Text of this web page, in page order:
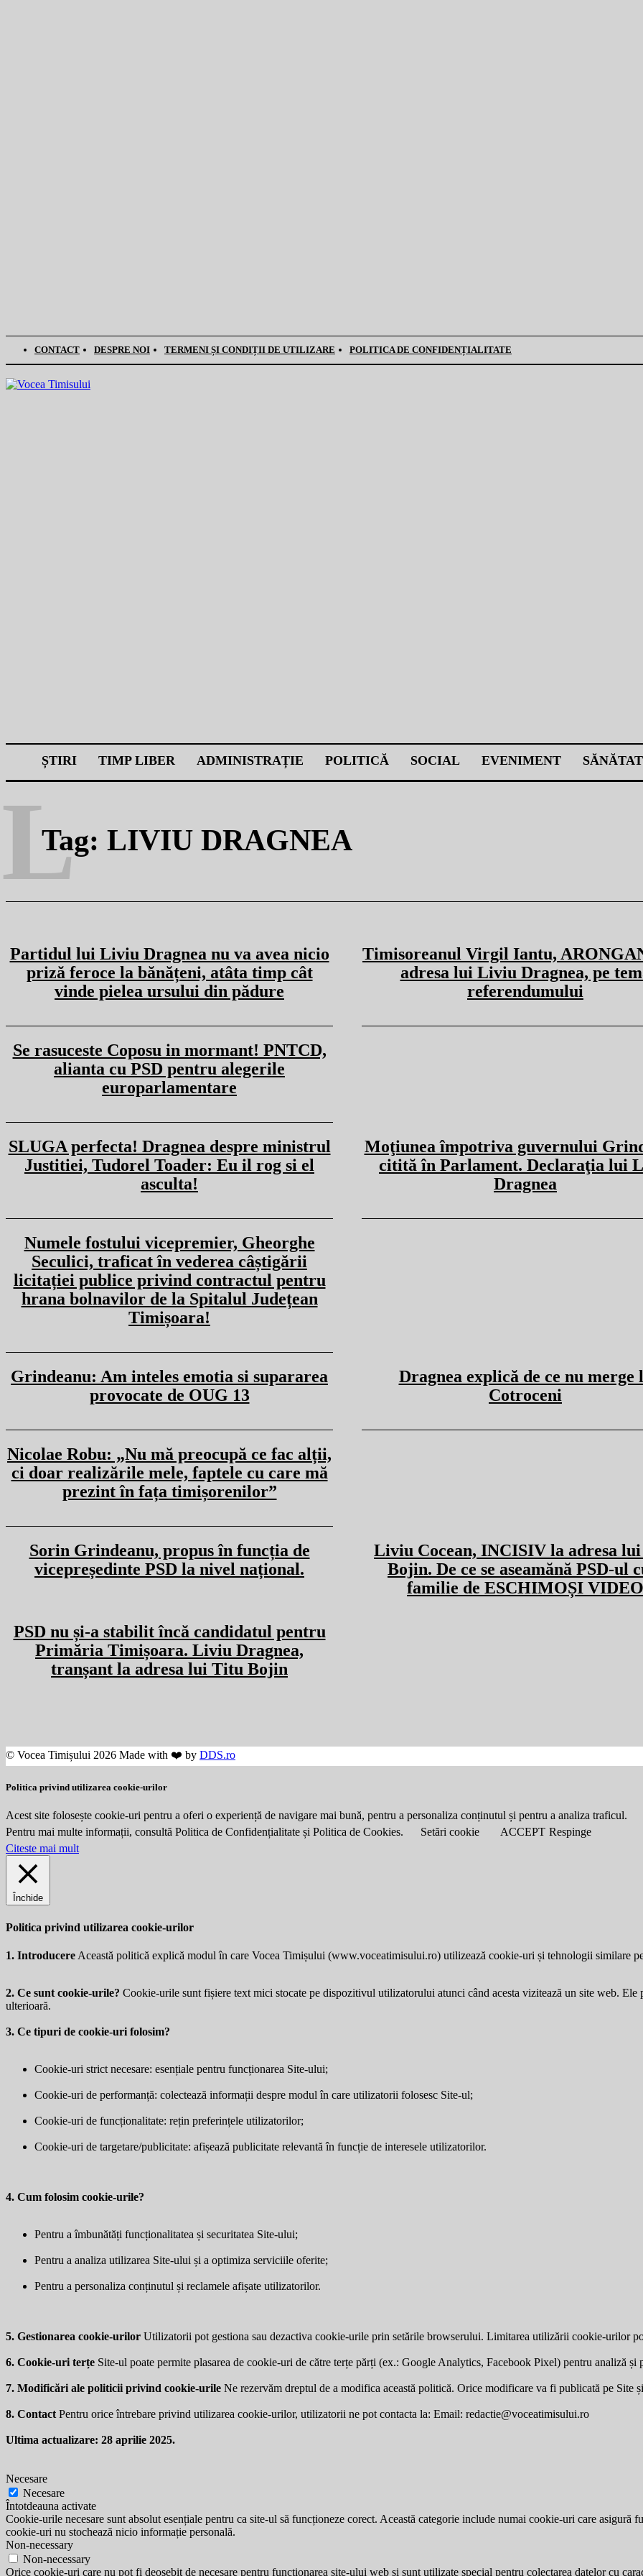
CONTACT DESPRE NOI TERMENI ȘI CONDIȚII DE UTILIZARE POLITICA DE CONFIDENȚIALITATE
ȘTIRI TIMP LIBER ADMINISTRAȚIE POLITICĂ SOCIAL EVENIMENT
Tag: LIVIU DRAGNEA
L
Partidul lui Liviu Dragnea nu va avea nicio
priză feroce la bănățeni, atâta timp cât
vinde pielea ursului din pădure
Timisoreanul Virgil Iantu,
adresa lui Liviu Dragnea, pe
referendumului
Se rasuceste Coposu in mormant! PNTCD,
alianta cu PSD pentru alegerile
europarlamentare
SLUGA perfecta! Dragnea despre ministrul
Justitiei, Tudorel Toader: Eu il rog si el
asculta!
Moţiunea împotriva guvernului
citită în Parlament. Declaraţia lui
Dragnea
Numele fostului vicepremier, Gheorghe
Seculici, traficat în vederea câștigării
licitației publice privind contractul pentru
hrana bolnavilor de la Spitalul Județean
Timișoara!
Grindeanu: Am inteles emotia si supararea
provocate de OUG 13
Dragnea explică de ce nu merge
Cotroceni
Nicolae Robu: „Nu mă preocupă ce fac alții,
ci doar realizările mele, faptele cu care mă
prezint în fața timișorenilor”
Sorin Grindeanu, propus în funcția de
vicepreședinte PSD la nivel național.
Liviu Cocean, INCISIV la adresa
Bojin. De ce se aseamănă PSD-ul
familie de ESCHIMOȘI VIDEO
PSD nu și-a stabilit încă candidatul pentru
Primăria Timișoara. Liviu Dragnea,
tranșant la adresa lui Titu Bojin
© Vocea Timișului 2026 Made with ❤️ by DDS.ro
Politica privind utilizarea cookie-urilor
Acest site folosește cookie-uri pentru a oferi o experiență de navigare mai bună, pentru a personaliza conținutul și pentru a analiza traficul.
Pentru mai multe informații, consultă Politica de Confidențialitate și Politica de Cookies.
Setări cookie ACCEPT Respinge
Citeste mai mult
Închide
Politica privind utilizarea cookie-urilor
1. Introducere Această politică explică modul în care Vocea Timișului (www.voceatimisului.ro) utilizează cookie-uri și tehnologii similare
2. Ce sunt cookie-urile? Cookie-urile sunt fișiere text mici stocate pe dispozitivul utilizatorului atunci când acesta vizitează un site web.
ulterioară.
3. Ce tipuri de cookie-uri folosim?
Cookie-uri strict necesare: esențiale pentru funcționarea Site-ului;
Cookie-uri de performanță: colectează informații despre modul în care utilizatorii folosesc Site-ul;
Cookie-uri de funcționalitate: rețin preferințele utilizatorilor;
Cookie-uri de targetare/publicitate: afișează publicitate relevantă în funcție de interesele utilizatorilor.
4. Cum folosim cookie-urile?
Pentru a îmbunătăți funcționalitatea și securitatea Site-ului;
Pentru a analiza utilizarea Site-ului și a optimiza serviciile oferite;
Pentru a personaliza conținutul și reclamele afișate utilizatorilor.
5. Gestionarea cookie-urilor Utilizatorii pot gestiona sau dezactiva cookie-urile prin setările browserului. Limitarea utilizării cookie-urilor
6. Cookie-uri terțe Site-ul poate permite plasarea de cookie-uri de către terțe părți (ex.: Google Analytics, Facebook Pixel) pentru analiză și
7. Modificări ale politicii privind cookie-urile Ne rezervăm dreptul de a modifica această politică. Orice modificare va fi publicată pe Site
8. Contact Pentru orice întrebare privind utilizarea cookie-urilor, utilizatorii ne pot contacta la: Email: redactie@voceatimisului.ro
Ultima actualizare: 28 aprilie 2025.
Necesare
Necesare
Întotdeauna activate
Cookie-urile necesare sunt absolut esențiale pentru ca site-ul să funcționeze corect. Această categorie include numai cookie-uri care asigură
cookie-uri nu stochează nicio informație personală.
Non-necessary
Non-necessary
Orice cookie-uri care nu pot fi deosebit de necesare pentru funcționarea site-ului web și sunt utilizate special pentru colectarea datelor cu